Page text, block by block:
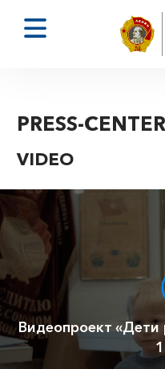
PRESS-CENTER
VIDEO
Видеопроект «Дети